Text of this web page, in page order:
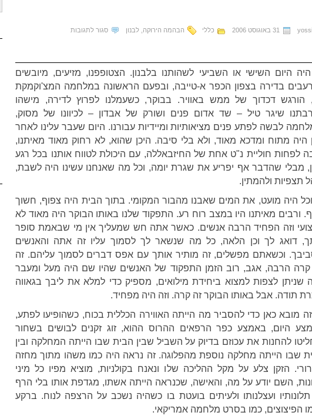
yossi 31 באוגוסט 2006 כללי הבהמה הירוקה לבנון סגור לתגובותעל
לא,
לא
לקבל
גוויות
היום השישי או השביעי לשהותנו בלבנון. הצטופפנו, מזיעים, מיובשים
בדירה בצפון הכפר א-טייבה, ובפעם הראשונה במלחמה המצ'וקמקת
הורגש דכדוך של ממש באוויר. בבוקר, כשעמלנו לפרוץ לדירה, מישהו
שיגר טיל – שד אדום פנים ושורק של אבדון – לכיוונו של מסוק,
לבשה לפתע פנים מציאותיות ומיידיות עבורנו. היום שעבר עלינו לאחר
היה מתוח ומדכא מאוד, ולא בלי סיבה. היכן שהוא, לא רחוק מאוד מאיתנו,
לפחות חוליית נ"ט אחת של החיזבאללה, עם היכולת לטווח אותנו בכל רגע
מבלי שהדבר אף יפריע את שגרת יומה, וכל מה שאנחנו עשינו היה לשבת,
תצפיות ולהמתין.
היה מועט, את המים שאבנו מהבור המקומי. בתוך הבית היה צפוף, חשוך
ורבים מאיתנו היו במצב רוח רע. התפקוד שלנו באותו הבוקר היה מאוד לא
וזה הפחיד הרבה אנשים. כאשר אתה חש שמעליך אין מי שבאמת סופר
דואג לך וכן הלאה, כל מה שנשאר לך לסמוך עליו זה אתה והאנשים
וכשאתם מפשלים, זה מותיר אותך עם אפס דברים לסמוך עליהם. זה
הרבה, אגב, רוב הזמן התפקוד של האנשים שהיו שם היה מעל ומעבר
שניתן לצפות למצוא ביחידת מילואים, מספיק כדי למלא את ליבך בגאווה
תודה. אבל באותו הבוקר זה קרה. וזה היה מפחיד.
מובא כאן כדי להסביר מה הייתה האווירה הכללית בכוח, כשהופיעו לפתע,
היום, באמצע כפר הרפאים ההרוס ההוא, זוג זקנים לבושים בשחור
להחנות את עכוזם בדיוק על השביל שבין הבית שבו הייתה המחלקה ובין
שבו הייתה מחלקה נוספת מהפלוגה. זה נראה היה כמו משהו מתוך מחזה
הזקן צלע על מקל ההליכה שלו ונאנח בקולניות, מוציא מפיו כל מיני
השם יודע על מה, והאישה, שכנראה הייתה אשתו, מגדפת אותו בלי הרף
ועצלנותו ולעיתים בועטת בו כשהיה נשכב על הרצפה לנוח. ברקע
הפיצוצים, כמו בסרט מלחמה אמריקאי.